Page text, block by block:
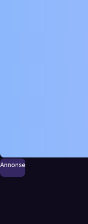
Annonse